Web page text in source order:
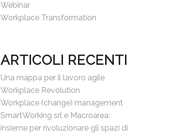
Webinar
Workplace Transformation
ARTICOLI RECENTI
Una mappa per il lavoro agile
Workplace Revolution
Workplace (change) management
SmartWorking srl e Macroarea:
insieme per rivoluzionare gli spazi di